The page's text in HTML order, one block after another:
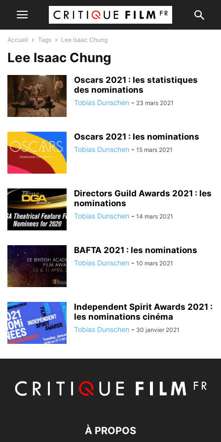
Accueil Tags Lee Isaac Chung
Lee Isaac Chung
Oscars 2021 : les statistiques
des nominations
Tobias Dunschen - 23 mars 2021
Oscars 2021 : les nominations
Tobias Dunschen - 15 mars 2021
Directors Guild Awards 2021 : les
nominations
Tobias Dunschen - 14 mars 2021
BAFTA 2021 : les nominations
Tobias Dunschen - 10 mars 2021
Independent Spirit Awards 2021 :
les nominations cinéma
Tobias Dunschen - 30 janvier 2021
À PROPOS